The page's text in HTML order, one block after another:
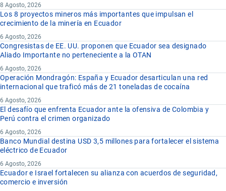
8 Agosto, 2026
Los 8 proyectos mineros más importantes que impulsan el
crecimiento de la minería en Ecuador
6 Agosto, 2026
Congresistas de EE. UU. proponen que Ecuador sea designado
Aliado Importante no perteneciente a la OTAN
6 Agosto, 2026
Operación Mondragón: España y Ecuador desarticulan una red
internacional que traficó más de 21 toneladas de cocaína
6 Agosto, 2026
El desafío que enfrenta Ecuador ante la ofensiva de Colombia y
Perú contra el crimen organizado
6 Agosto, 2026
Banco Mundial destina USD 3,5 millones para fortalecer el sistema
eléctrico de Ecuador
6 Agosto, 2026
Ecuador e Israel fortalecen su alianza con acuerdos de seguridad,
comercio e inversión